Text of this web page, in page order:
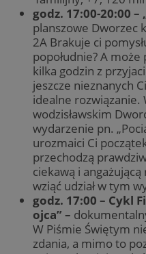
godz. 17:00-20:00 –
planszowe Dworzec
2A Brakuje ci
popołudnie? A
kilka godzin z
jeszcze nieznanych
idealne rozwiązanie.
wodzisławskim
wydarzenie pn.
urozmaici Ci
przechodzą
ciekawą i
wziąć udział w tym
godz. 17:00 – Cykl
ojca” –
W Piśmie Świętym
zdania, a mimo to